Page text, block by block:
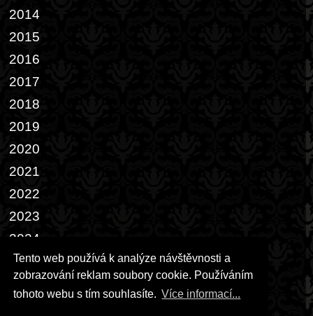
Tento web používá k analýze návštěvnosti a
zobrazování reklam soubory cookie. Používáním
tohoto webu s tím souhlasíte. Více informací...
2014
2015
2016
2017
2018
2019
2020
2021
2022
2023
2024
2025
2026